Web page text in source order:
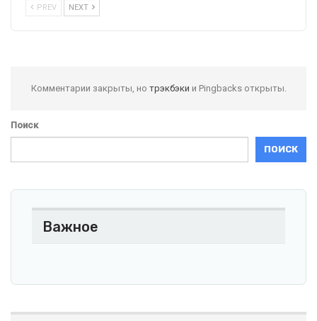
PREV NEXT
Комментарии закрыты, но трэкбэки и Pingbacks открыты.
Поиск
ПОИСК
Важное